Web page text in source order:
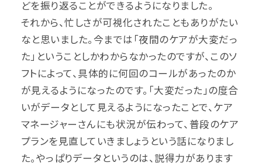
どを振り返ることができるようになりました。
それから、忙しさが可視化されたこともありがたい
なと思いました。今までは「夜間のケアが大変だっ
た」ということしかわからなかったのですが、このソ
フトによって、具体的に何回のコールがあったのか
が見えるようになったのです。「大変だった」の度合
いがデータとして見えるようになったことで、ケア
マネージャーさんにも状況が伝わって、普段のケア
プランを見直していきましょうという話になりまし
た。やっぱりデータというのは、説得力があります